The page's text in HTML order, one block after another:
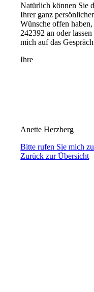
Natürlich können Sie
Ihrer ganz
Wünsche offen
242392 an oder
mich auf das
Ihre
Anette Herzberg
Bitte rufen Sie mich
Zurück zur Übersicht